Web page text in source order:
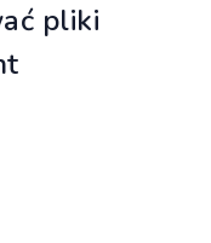
pliki